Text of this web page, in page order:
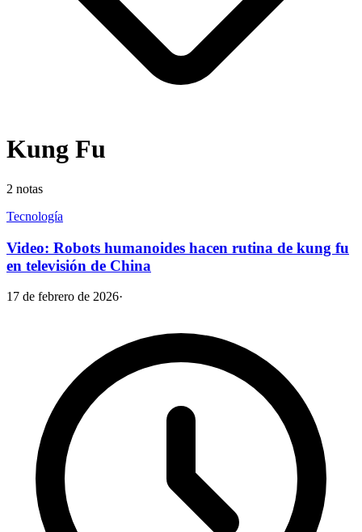
Kung Fu
2 notas
Tecnología
Video: Robots humanoides hacen rutina de kung fu
en televisión de China
17 de febrero de 2026·